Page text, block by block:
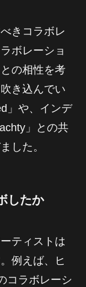
きコラボレ
ボレーショ
の相性を考
き込んでい
」や、インデ
」との共
した。
したか
ティストは
例えば、ヒ
コラボレーシ